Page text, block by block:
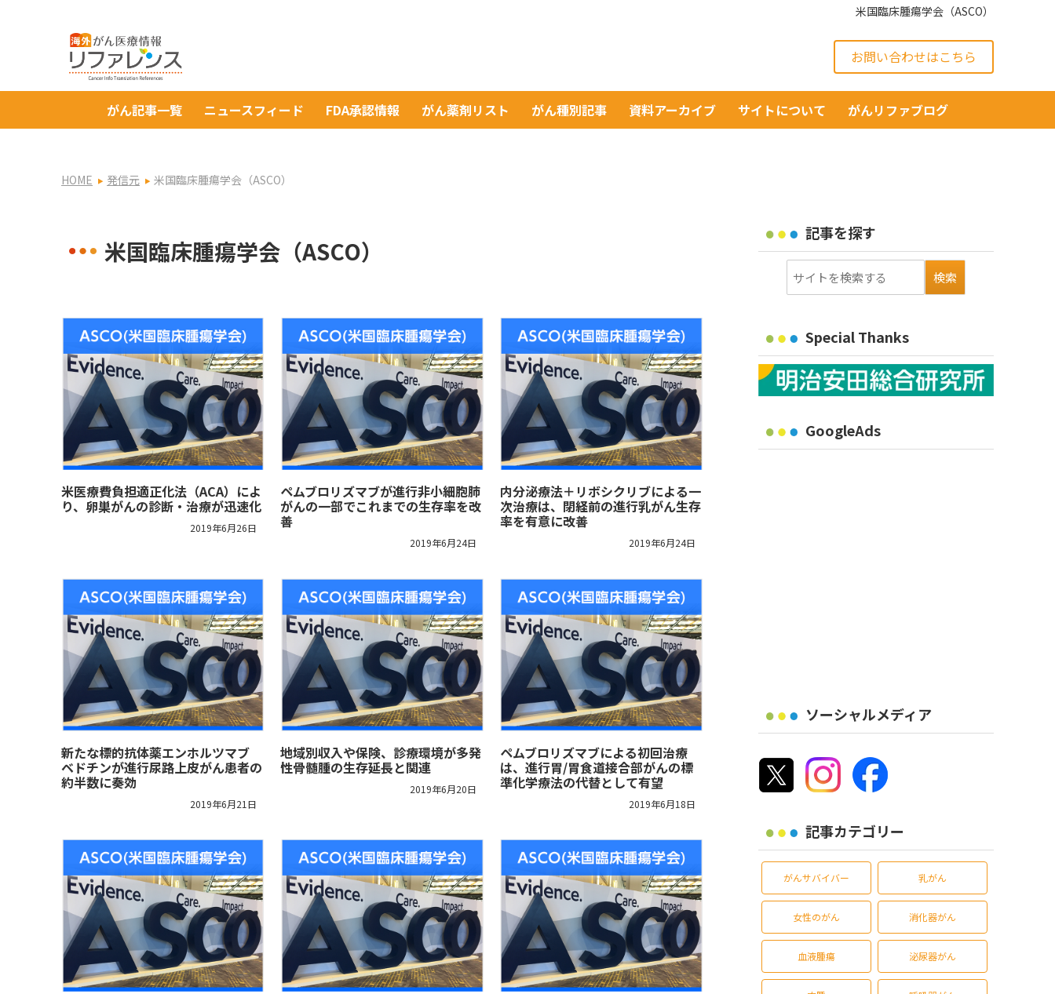
米国臨床腫瘍学会（ASCO）
お問い合わせはこちら
がん記事一覧 ニュースフィード FDA承認情報 がん薬剤リスト がん種別記事 資料アーカイブ サイトについて がんリファブログ
HOME 発信元 米国臨床腫瘍学会（ASCO）
米国臨床腫瘍学会（ASCO）
米医療費負担適正化法（ACA）によ
り、卵巣がんの診断・治療が迅速化
2019年6月26日
ペムブロリズマブが進行非小細胞肺
がんの一部でこれまでの生存率を改
善
2019年6月24日
内分泌療法＋リボシクリブによる一
次治療は、閉経前の進行乳がん生存
率を有意に改善
2019年6月24日
新たな標的抗体薬エンホルツマブ
ベドチンが進行尿路上皮がん患者の
約半数に奏効
2019年6月21日
地域別収入や保険、診療環境が多発
性骨髄腫の生存延長と関連
2019年6月20日
ペムブロリズマブによる初回治療
は、進行胃/胃食道接合部がんの標
準化学療法の代替として有望
2019年6月18日
記事を探す
Special Thanks
GoogleAds
ソーシャルメディア
記事カテゴリー
がんサバイバー 乳がん
女性のがん 消化器がん
血液腫瘍 泌尿器がん